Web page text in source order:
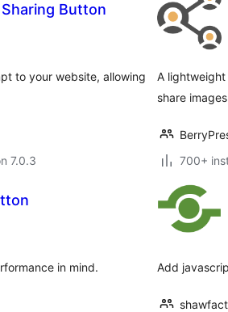
Button
to your website, allowing
7.0.3
A
share
700+
in mind. Add